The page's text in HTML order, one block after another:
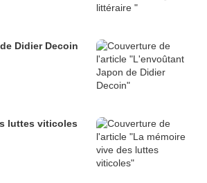
Didier Decoin
luttes viticoles